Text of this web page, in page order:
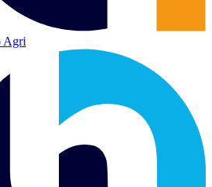
Agri